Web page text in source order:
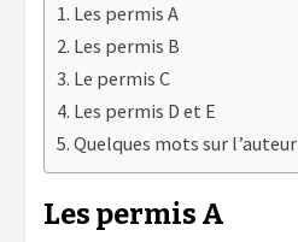
Les permis A
Les permis B
Le permis C
Les permis D et E
Quelques mots sur l’auteur
Les permis A